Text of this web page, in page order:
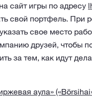
сайт игры по адресу
свой портфель. При
свое место
друзей, чтобы
за тем, как идут
аула»